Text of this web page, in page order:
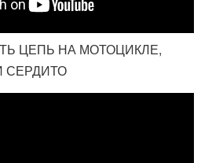
ЦЕПЬ НА МОТОЦИКЛЕ,
СЕРДИТО